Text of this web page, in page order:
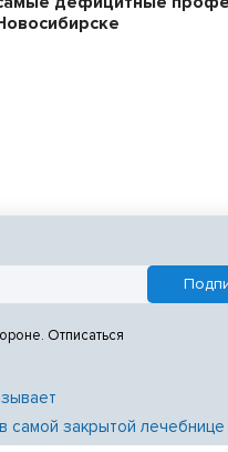
Отписаться
самой закрытой